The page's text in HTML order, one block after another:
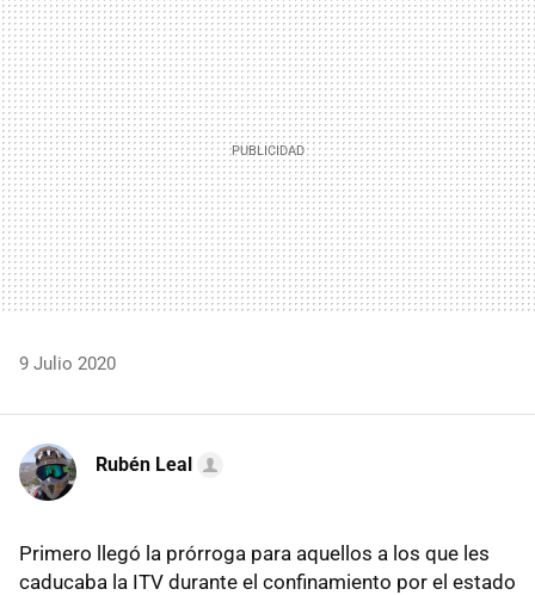
MAIL
9 Julio 2020
Rubén Leal
Primero llegó la prórroga para aquellos a los que les
caducaba la ITV durante el confinamiento por el estado